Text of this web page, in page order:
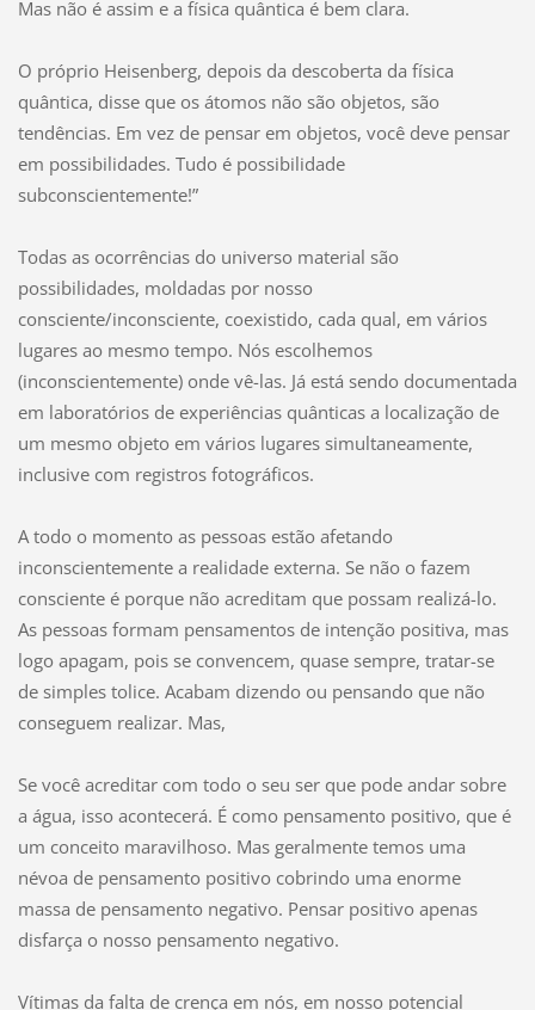
Mas não é assim e a física quântica é bem clara.
O próprio Heisenberg, depois da descoberta da física
quântica, disse que os átomos não são objetos, são
tendências. Em vez de pensar em objetos, você deve pensar
em possibilidades. Tudo é possibilidade
subconscientemente!”
Todas as ocorrências do universo material são
possibilidades, moldadas por nosso
consciente/inconsciente, coexistido, cada qual, em vários
lugares ao mesmo tempo. Nós escolhemos
(inconscientemente) onde vê-las. Já está sendo documentada
em laboratórios de experiências quânticas a localização de
um mesmo objeto em vários lugares simultaneamente,
inclusive com registros fotográficos.
A todo o momento as pessoas estão afetando
inconscientemente a realidade externa. Se não o fazem
consciente é porque não acreditam que possam realizá-lo.
As pessoas formam pensamentos de intenção positiva, mas
logo apagam, pois se convencem, quase sempre, tratar-se
de simples tolice. Acabam dizendo ou pensando que não
conseguem realizar. Mas,
Se você acreditar com todo o seu ser que pode andar sobre
a água, isso acontecerá. É como pensamento positivo, que é
um conceito maravilhoso. Mas geralmente temos uma
névoa de pensamento positivo cobrindo uma enorme
massa de pensamento negativo. Pensar positivo apenas
disfarça o nosso pensamento negativo.
Vítimas da falta de crença em nós, em nosso potencial